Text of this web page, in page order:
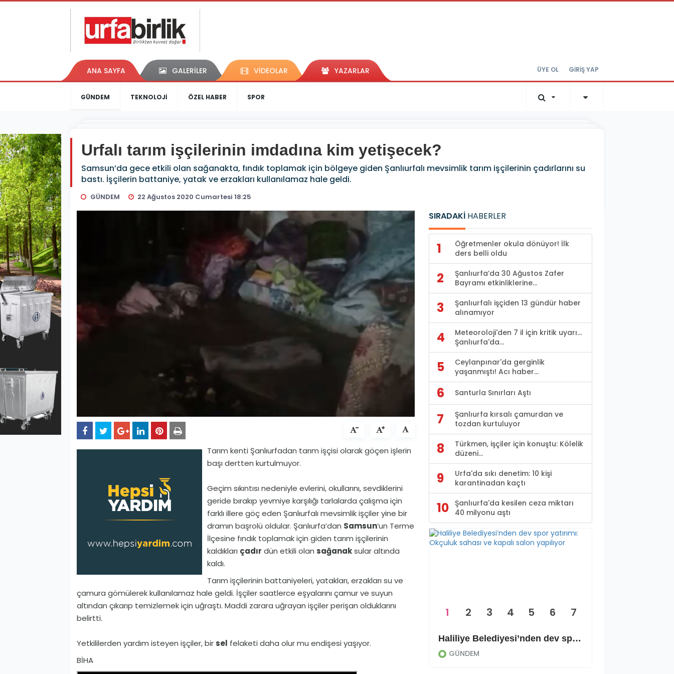
ANA SAYFA GALERİLER VİDEOLAR YAZARLAR ÜYE OL GİRİŞ YAP
GÜNDEM TEKNOLOJİ ÖZEL HABER SPOR
Urfalı tarım işçilerinin imdadına kim yetişecek?
Samsun’da gece etkili olan sağanakta, fındık toplamak için bölgeye giden Şanlıurfalı mevsimlik tarım işçilerinin çadırlarını su
bastı. İşçilerin battaniye, yatak ve erzakları kullanılamaz hale geldi.
GÜNDEM 22 Ağustos 2020 Cumartesi 18:25
Tarım kenti Şanlıurfadan tarım işçisi olarak göçen işlerin
başı dertten kurtulmuyor.
Geçim sıkıntısı nedeniyle evlerini, okullarını, sevdiklerini
geride bırakıp yevmiye karşılığı tarlalarda çalışma için
farklı illere göç eden Şanlıurfalı mevsimlik işçiler yine bir
dramın başrolü oldular. Şanlıurfa’dan Samsun’un Terme
İlçesine fındık toplamak için giden tarım işçilerinin
kaldıkları çadır dün etkili olan sağanaksular altında
kaldı.
Tarım işçilerinin battaniyeleri, yatakları, erzakları su ve
çamura gömülerek kullanılamaz hale geldi. İşçiler saatlerce eşyalarını çamur ve suyun
altından çıkarıp temizlemek için uğraştı. Maddi zarara uğrayan işçiler perişan olduklarını
belirtti.
Yetkililerden yardım isteyen işçiler, bir sel felaketi daha olur mu endişesi yaşıyor.
BİHA
SIRADAKİ HABERLER
1
Öğretmenler okula dönüyor! İlk
ders belli oldu
2
Şanlıurfa’da 30 Ağustos Zafer
Bayramı etkinliklerine...
3
Şanlıurfalı işçiden 13 gündür haber
alınamıyor
4
Meteoroloji'den 7 il için kritik uyarı...
Şanlıurfa'da...
5
Ceylanpınar'da gerginlik
yaşanmıştı! Acı haber...
6 Santurla Sınırları Aştı
7
Şanlıurfa kırsalı çamurdan ve
tozdan kurtuluyor
8
Türkmen, işçiler için konuştu: Kölelik
düzeni...
9
Urfa'da sıkı denetim: 10 kişi
karantinadan kaçtı
10
Şanlıurfa'da kesilen ceza miktarı
40 milyonu aştı
Haliliye Belediyesi’nden dev spor yatırımı: Okçuluk sahası ve kapalı salon yapılıyor
GÜNDEM
1 2 3 4 5 6 7